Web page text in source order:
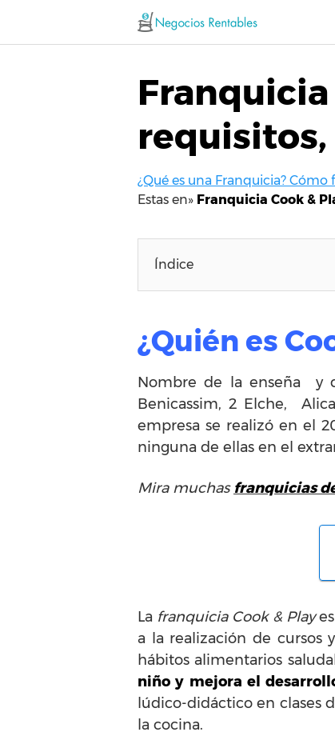
contenido
Franquicia
requisitos,
¿Qué es una Franquicia?
Estas en» Franquicia Cook &
Índice
¿Quién es
Nombre de la enseña y
Benicassim, 2 Elche,
empresa se realizó en el
ninguna de ellas en el
Mira muchas franquicias
La franquicia Cook & Play
a la realización de cursos
hábitos alimentarios
niño y mejora el
lúdico-didáctico en clases
la cocina.